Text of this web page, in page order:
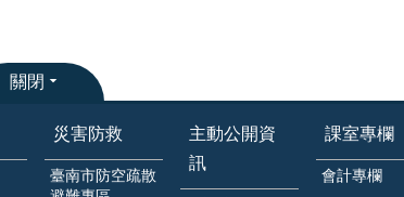
關閉
災害防救
臺南市防空疏散
主動公開資
訊
課室專欄
會計專欄